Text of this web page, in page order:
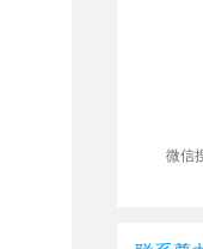
微信